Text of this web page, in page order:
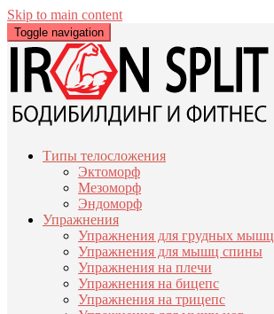
Skip to main content
Toggle navigation
Типы телосложения
Эктоморф
Мезоморф
Эндоморф
Упражнения
Упражнения для грудных мышц
Упражнения для мышц спины
Упражнения на плечи
Упражнения на бицепс
Упражнения на трицепс